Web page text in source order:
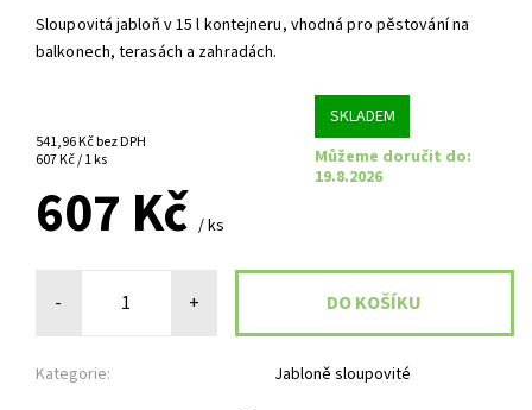
Sloupovitá jabloň v 15 l kontejneru, vhodná pro pěstování na
balkonech, terasách a zahradách.
541,96 Kč bez DPH
607 Kč / 1 ks
SKLADEM
Můžeme doručit do:
19.8.2026
607 Kč / ks
- +
Kategorie: Jabloně sloupovité